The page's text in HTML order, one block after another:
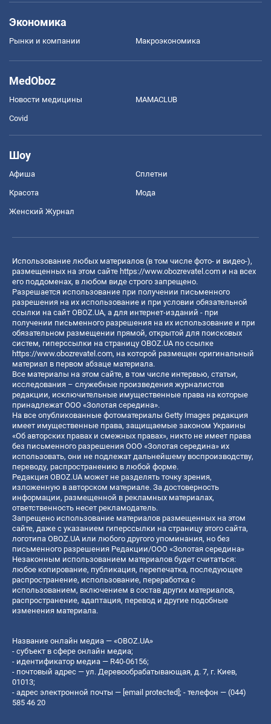
Экономика
Рынки и компании Mакроэкономика
MedOboz
Новости медицины MAMACLUB
Covid
Шоу
Афиша Сплетни
Красота Мода
Женский Журнал
Использование любых материалов (в том числе фото- и видео-),
размещенных на этом сайте https://www.obozrevatel.com и на всех
его поддоменах, в любом виде строго запрещено.
Разрешается использование при получении письменного
разрешения на их использование и при условии обязательной
ссылки на сайт OBOZ.UA, а для интернет-изданий - при
получении письменного разрешения на их использование и при
обязательном размещении прямой, открытой для поисковых
систем, гиперссылки на страницу OBOZ.UA по ссылке
https://www.obozrevatel.com, на которой размещен оригинальный
материал в первом абзаце материала.
Все материалы на этом сайте, в том числе интервью, статьи,
исследования – служебные произведения журналистов
редакции, исключительные имущественные права на которые
принадлежат ООО «Золотая середина».
На все опубликованные фотоматериалы Getty Images редакция
имеет имущественные права, защищаемые законом Украины
«Об авторских правах и смежных правах», никто не имеет права
без письменного разрешения ООО «Золотая середина» их
использовать, они не подлежат дальнейшему воспроизводству,
переводу, распространению в любой форме.
Редакция OBOZ.UA может не разделять точку зрения,
изложенную в авторском материале. За достоверность
информации, размещенной в рекламных материалах,
ответственность несет рекламодатель.
Запрещено использование материалов размещенных на этом
сайте, даже с указанием гиперссылки на страницу этого сайта,
логотипа OBOZ.UA или любого другого упоминания, но без
письменного разрешения Редакции/ООО «Золотая середина»
Незаконным использованием материалов будет считаться:
любое копирование, публикация, перепечатка, последующее
распространение, использование, переработка с
использованием, включением в состав других материалов,
распространение, адаптация, перевод и другие подобные
изменения материала.
Название онлайн медиа — «OBOZ.UA»
- субъект в сфере онлайн медиа;
- идентификатор медиа — R40-06156;
- почтовый адрес — ул. Деревообрабатывающая, д. 7, г. Киев,
01013;
- адрес электронной почты — [email protected]; - телефон — (044)
585 46 20